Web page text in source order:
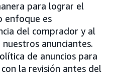
para lograr el
enfoque es
del comprador y al
anunciantes.
de anuncios para
la revisión antes del